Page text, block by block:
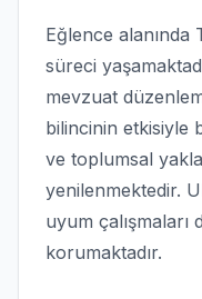
Eğlence alanında
süreci
mevzuat
bilincinin etkisiyle
ve toplumsal
yenilenmektedir.
uyum çalışmaları
korumaktadır.